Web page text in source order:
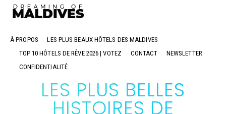
À PROPOS
LES PLUS BEAUX HÔTELS DES MALDIVES
TOP 10 HÔTELS DE RÊVE 2026 | VOTEZ
CONTACT
NEWSLETTER
CONFIDENTIALITÉ
LES PLUS BELLES
HISTOIRES DE